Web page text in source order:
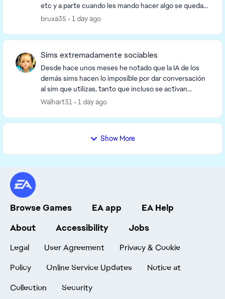
etc y a parte cuando les mando hacer algo se quedan
parados tardan en moverse y en los ordena...
bruxa35 1 day ago
Sims extremadamente sociables
Desde hace unos meses he notado que la IA de los
demás sims hacen lo imposible por dar conversación
al sim que utilizas, tanto que incluso se activan
conversaciones estando el sim controlado en una h...
Walhart31 1 day ago
Show More
Browse Games EA app
EA Help
About
Accessibility Jobs
Legal User Agreement
Privacy & Cookie
Policy
Online Service Updates
Notice at
Collection
Security